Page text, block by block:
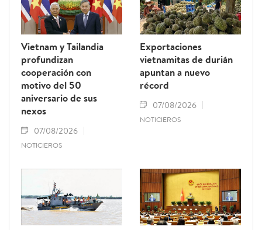
Vietnam y Tailandia
profundizan
cooperación con
motivo del 50
aniversario de sus
nexos
07/08/2026
NOTICIEROS
Exportaciones
vietnamitas de durián
apuntan a nuevo
récord
07/08/2026
NOTICIEROS